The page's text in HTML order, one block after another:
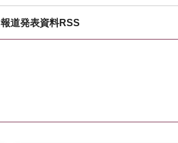
報道発表資料RSS